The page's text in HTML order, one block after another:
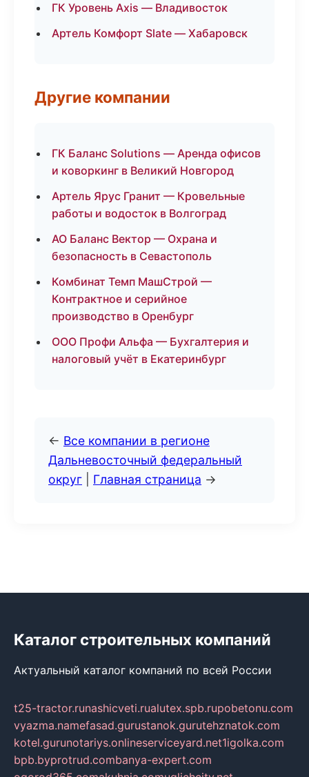
ГК Уровень Axis — Владивосток
Артель Комфорт Slate — Хабаровск
Другие компании
ГК Баланс Solutions — Аренда офисов
и коворкинг в Великий Новгород
Артель Ярус Гранит — Кровельные
работы и водосток в Волгоград
АО Баланс Вектор — Охрана и
безопасность в Севастополь
Комбинат Темп МашСтрой —
Контрактное и серийное
производство в Оренбург
ООО Профи Альфа — Бухгалтерия и
налоговый учёт в Екатеринбург
← Все компании в регионе
Дальневосточный федеральный
округ
Главная страница →
Каталог строительных компаний
Актуальный каталог компаний по всей России
t25-tractor.runashicveti.rualutex.spb.rupobetonu.com
vyazma.namefasad.gurustanok.gurutehznatok.com
kotel.gurunotariys.onlineserviceyard.net1igolka.com
bpb.byprotrud.combanya-expert.com